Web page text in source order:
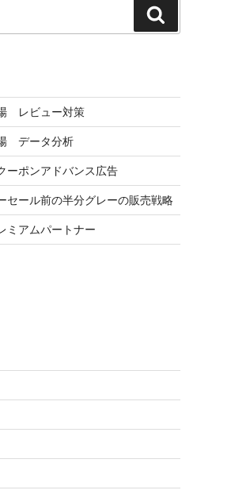
索
レビュー対策
データ分析
ーポンアドバンス広告
セール前の半分グレーの販売戦略
ミアムパートナー